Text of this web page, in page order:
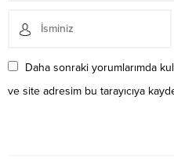
Daha sonraki yorumlarımda
ve site adresim bu tarayıcıya